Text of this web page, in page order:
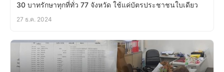
30 บาทรักษาทุกที่ทั่ว 77 จังหวัด ใช้แค่บัตรประชาชนใบเดียว
27 ธ.ค. 2024